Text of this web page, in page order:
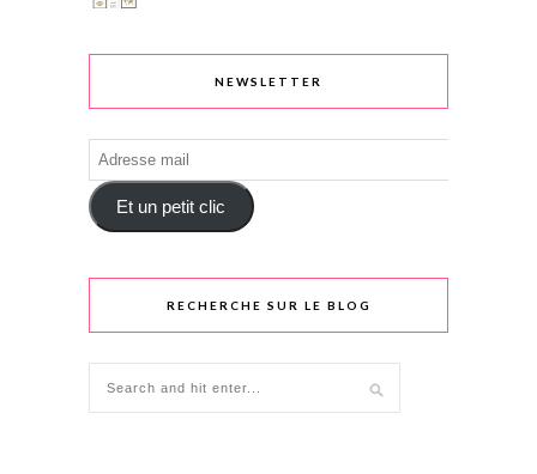
NEWSLETTER
Adresse
mail
Et un petit clic
RECHERCHE SUR LE BLOG